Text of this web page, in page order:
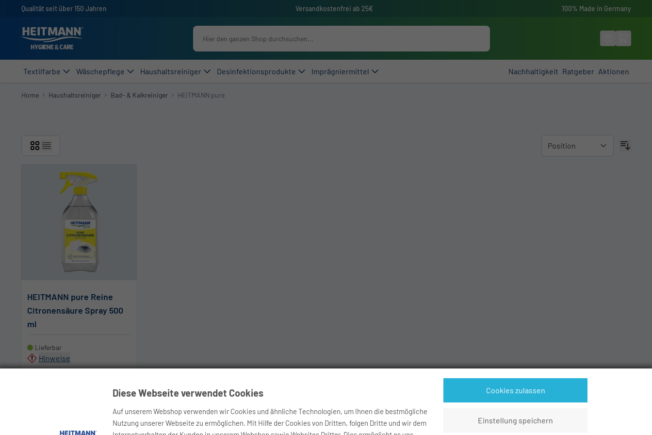
Diese Webseite verwendet Cookies
Auf unserem Webshop verwenden wir Cookies und ähnliche Technologien, um Ihnen die bestmögliche
Nutzung unserer Webseite zu ermöglichen. Mit Hilfe der Cookies von Dritten, folgen Dritte und wir dem
Cookies zulassen
Einstellung speichern
Direkt zum Inhalt
Qualität seit über 150 Jahren Versandkostenfrei ab 25€ 100% Made in Germany
Suche
Textilfarbe Wäschepflege Haushaltsreiniger Desinfektionsprodukte Imprägniermittel Nachhaltigkeit Ratgeber Aktionen
Home Haushaltsreiniger Bad- & Kalkreiniger HEITMANN pure
HEITMANN pure Reine
Citronensäure Spray 500
ml
Lieferbar
Hinweise